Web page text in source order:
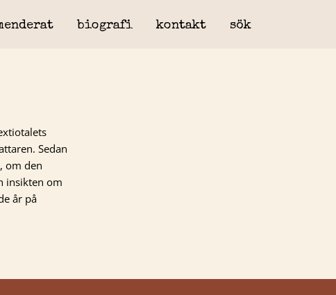
biografi kontakt sök
Sedan
om den
insikten om
år på